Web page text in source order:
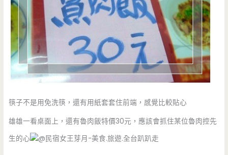
筷子不是用免洗筷，還有用紙套套住前端，感覺比較貼心
雄雄一看桌面上，還有魯肉飯特價30元，應該會抓住某位魯肉控先
生的心